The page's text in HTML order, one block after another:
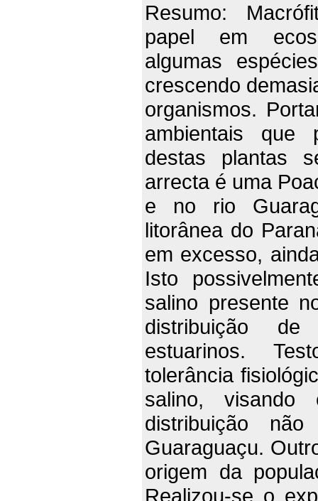
Resumo:
papel em
algumas
crescendo
organismos.
ambientais que
destas plantas
arrecta é uma
e no rio
litorânea do
em excesso,
Isto
salino presente
distribuição
estuarinos.
tolerância
salino,
distribuição
Guaraguaçu.
origem da
Realizou-se o